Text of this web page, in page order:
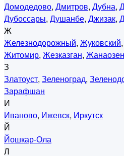
Домодедово, Дмитров, Дубна,
Дубоссары, Душанбе, Джизак,
Ж
Железнодорожный, Жуковский,
Житомир, Жезказган, Жанаозен
З
Златоуст, Зеленоград,
Зарафшан
И
Иваново, Ижевск, Иркутск
Й
Йошкар-Ола
Л